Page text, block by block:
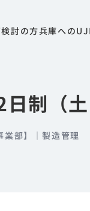
制（
業部】｜製造管理
討の方兵庫への